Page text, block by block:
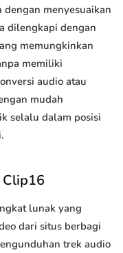
menyesuaikan
dilengkapi dengan
memungkinkan
memiliki
audio atau
mudah
selalu dalam posisi
lunak yang
dari situs berbagi
trek audio